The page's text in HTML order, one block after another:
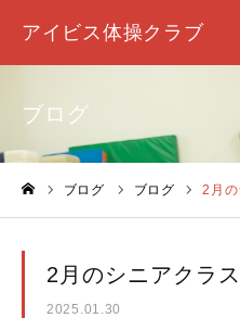
アイビス体操クラブ
ブログ
ブログ ブログ 2月の
2月のシニアクラス
2025.01.30